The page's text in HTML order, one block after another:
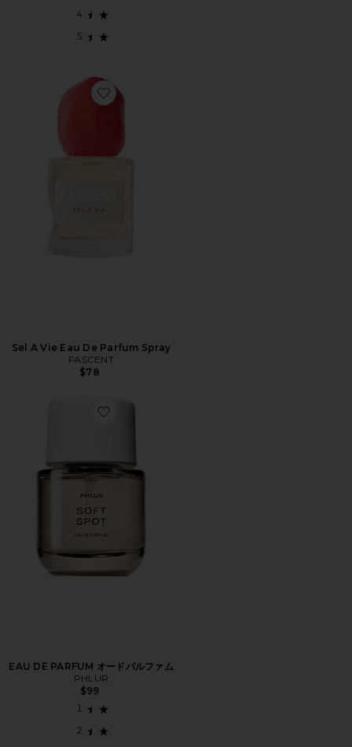
Favorite Sel A Vie Eau De Parfum Spray
Sel A Vie Eau De Parfum Spray
FASCENT
$78
Favorite EAU DE PARFUM オードパルファム
EAU DE PARFUM オードパルファム
PHLUR
$99